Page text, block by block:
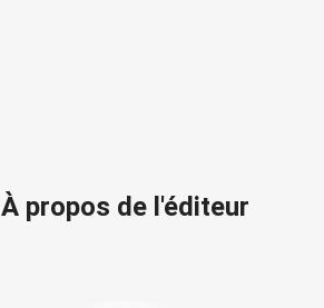
À propos de l'éditeur